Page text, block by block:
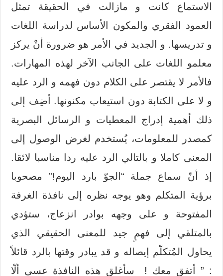
الاستماع كانت و مازالت في الحقيقة تمثل
العمود الفقري والمكون الأساس لدراسة اللغات
و تدريسها. و الجديد في الأمر هو ضرورة أنْ يركز
معلمو اللغات على الجانب الآخر لهذه المهارات.
فالأمر لا يقتصر على الكلام دون فهمه و الرد عليه
و لا على الكتابة دون استيعاب مكنونها. أضِف إلى
ذلك أهمية إدراج المعطيات و الرسائل البصرية
كمصدر للمعلومات، يُستخدم لغرض الوصول إلى
المعنى كاملا و بالتالي الرد عليه ردا مناسبا لائقا.
إذ أنّ سماع جملة “الجوّ بارد اليوم!” مصحوبا
برؤية المتكلم وهو يوجه نظره إلى نافذة الغرفة
المفتوحة و على وجهه بوادر انزعاج، ستؤدي
بالمتلقي إلى فهمٍ جيد للمعنى الحقيقي الذي
يحاول المُتكلّم إيصاله و قد يبادر وقتها بالرد قائلاً
: ” أتفق معك ! سأغلق هذه النافذة عسى ألّا